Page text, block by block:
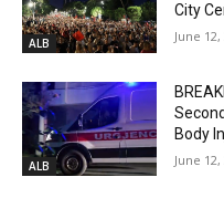
ALB
City
June 12,
ALB
Body
June 12,